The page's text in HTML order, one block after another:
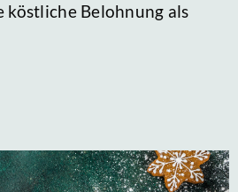
köstliche Belohnung als